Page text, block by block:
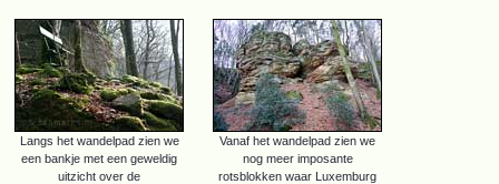
Langs het wandelpad zien we
een bankje met een geweldig
uitzicht over de
Vanaf het wandelpad zien we
nog meer imposante
rotsblokken waar Luxemburg